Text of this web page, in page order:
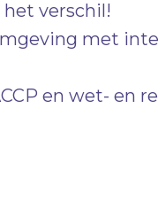
verschil!
met
en wet- en